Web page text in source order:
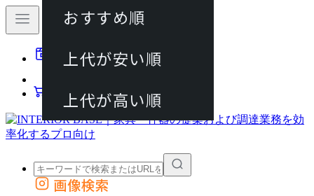
動画マニュアル
カート
外部サイトの商品をカートに追加
画像検索
おすすめ順
上代が安い順
上代が高い順